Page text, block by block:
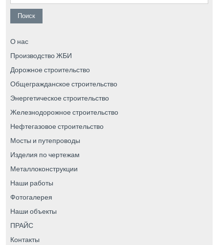
О нас
Производство ЖБИ
Дорожное строительство
Общегражданское строительство
Энергетическое строительство
Железнодорожное строительство
Нефтегазовое строительство
Мосты и путепроводы
Изделия по чертежам
Металлоконструкции
Наши работы
Фотогалерея
Наши объекты
ПРАЙС
Контакты